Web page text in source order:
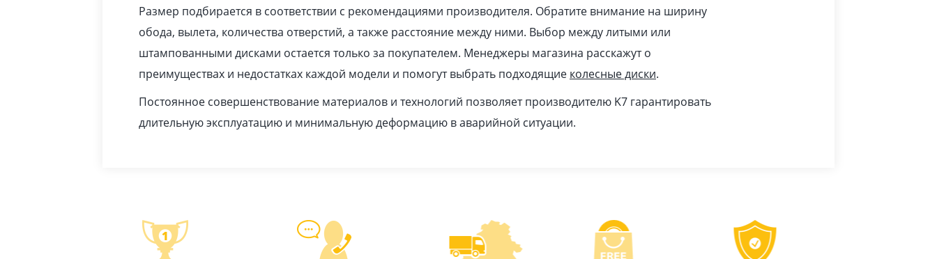
Размер подбирается в соответствии с рекомендациями производителя. Обратите внимание на ширину
обода, вылета, количества отверстий, а также расстояние между ними. Выбор между литыми или
штампованными дисками остается только за покупателем. Менеджеры магазина расскажут о
преимуществах и недостатках каждой модели и помогут выбрать подходящие колесные диски.
Постоянное совершенствование материалов и технологий позволяет производителю K7 гарантировать
длительную эксплуатацию и минимальную деформацию в аварийной ситуации.